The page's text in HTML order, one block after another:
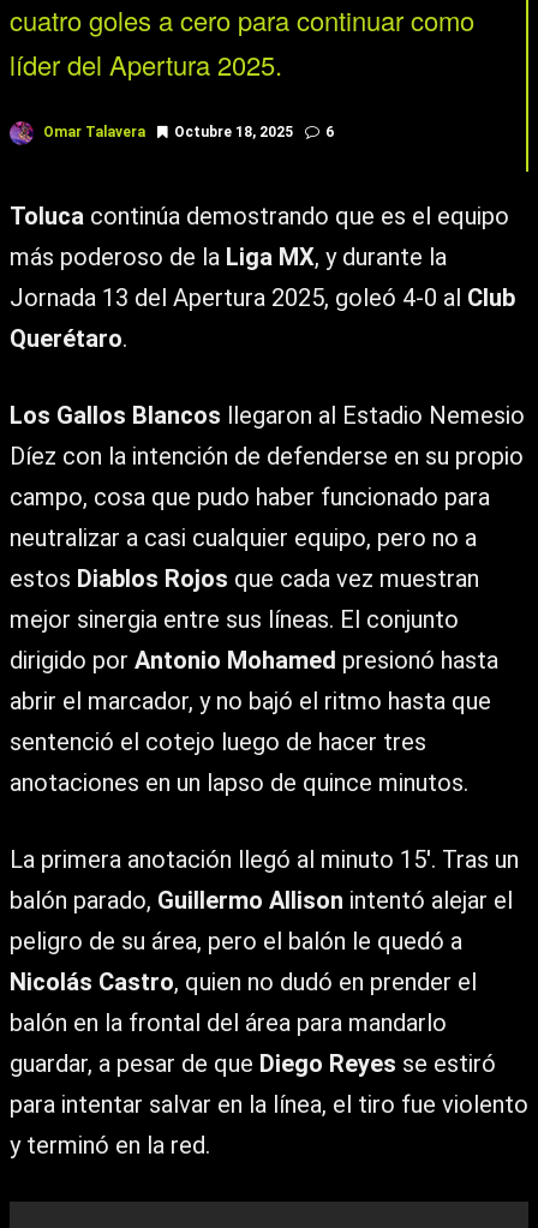
cuatro goles a cero para continuar como
líder del Apertura 2025.
Omar Talavera Octubre 18, 2025 6
Toluca continúa demostrando que es el equipo
más poderoso de la Liga MX, y durante la
Jornada 13 del Apertura 2025, goleó 4-0 al Club
Querétaro.
Los Gallos Blancos llegaron al Estadio Nemesio
Díez con la intención de defenderse en su propio
campo, cosa que pudo haber funcionado para
neutralizar a casi cualquier equipo, pero no a
estos Diablos Rojos que cada vez muestran
mejor sinergia entre sus líneas. El conjunto
dirigido por Antonio Mohamed presionó hasta
abrir el marcador, y no bajó el ritmo hasta que
sentenció el cotejo luego de hacer tres
anotaciones en un lapso de quince minutos.
La primera anotación llegó al minuto 15′. Tras un
balón parado, Guillermo Allison intentó alejar el
peligro de su área, pero el balón le quedó a
Nicolás Castro, quien no dudó en prender el
balón en la frontal del área para mandarlo
guardar, a pesar de que Diego Reyes se estiró
para intentar salvar en la línea, el tiro fue violento
y terminó en la red.